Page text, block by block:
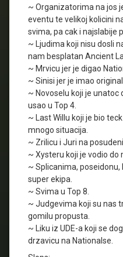
~ Organizatorima na jos
eventu te velikoj kolicini
svima, pa cak i najslabije
~ Ljudima koji nisu dosli
nam besplatan Ancient
~ Mrvicu jer je digao
~ Sinisi jer je imao
~ Novoselu koji je
usao u Top 4.
~ Last Willu koji je bio
mnogo situacija.
~ Zrilicu i Juri na
~ Xysteru koji je vodio do
~ Splicanima,
super ekipa.
~ Svima u Top 8.
~ Judgevima koji su nas
gomilu propusta.
~ Liku iz UDE-a koji se
drzavicu na Nationalse.